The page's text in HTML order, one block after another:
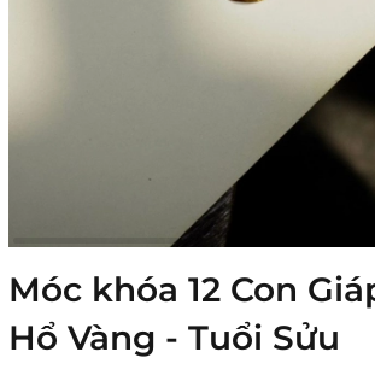
Móc khóa 12 Con
Hổ Vàng - Tuổi Sửu